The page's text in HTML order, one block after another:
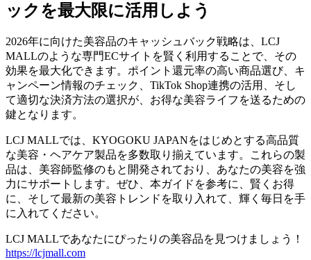
ックを最大限に活用しよう
2026年に向けた美容品のキャッシュバック戦略は、LCJ
MALLのような専門ECサイトを賢く利用することで、その
効果を最大化できます。ポイント還元率の高い商品選び、キ
ャンペーン情報のチェック、TikTok Shop連携の活用、そし
て適切な決済方法の選択が、お得な美容ライフを送るための
鍵となります。
LCJ MALLでは、KYOGOKU JAPANをはじめとする高品質
な美容・ヘアケア製品を多数取り揃えています。これらの製
品は、美容師監修のもと開発されており、あなたの美容を強
力にサポートします。ぜひ、本ガイドを参考に、賢くお得
に、そして最新の美容トレンドを取り入れて、輝く毎日を手
に入れてください。
LCJ MALLであなたにぴったりの美容品を見つけましょう！
https://lcjmall.com